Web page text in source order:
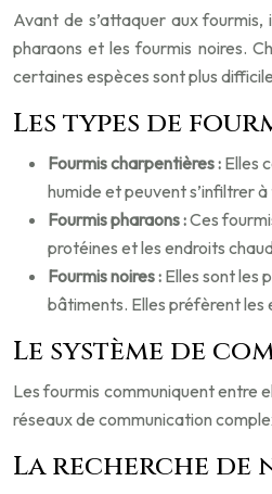
Avant de s’attaquer aux
pharaons et les fourmis noires.
certaines espèces sont plus
Les types de
Fourmis charpentières : Elles
humide et peuvent s’infiltrer
Fourmis pharaons :Ces
protéines et les endroits
Fourmis noires : Elles sont les
bâtiments. Elles préfèrent les
Le système de
Les fourmis communiquent entre
réseaux de communication
La recherche de